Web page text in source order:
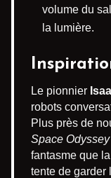
volume du
la lumière.
Le pionnier
robots
Plus près de
Space Odyssey
fantasme que
tente de garder